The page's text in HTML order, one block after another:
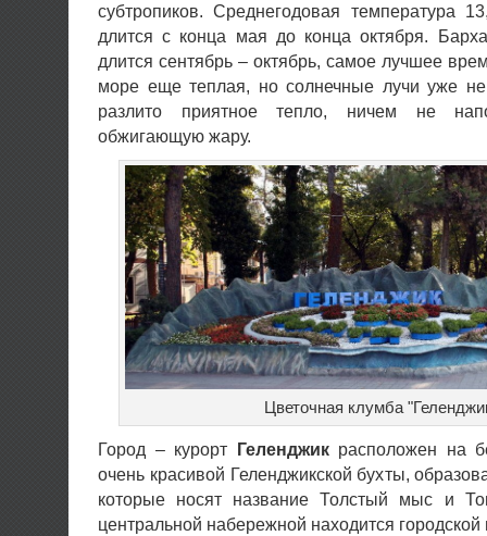
субтропиков. Среднегодовая температура
длится с конца мая до конца октября.
длится сентябрь – октябрь, самое лучшее
море еще теплая, но солнечные лучи уже не
разлито приятное тепло, ничем не
обжигающую жару.
Цветочная клумба
Город – курорт Геленджикрасположен на
очень красивой Геленджикской бухты,
которые носят название Толстый мыс и
центральной набережной находится